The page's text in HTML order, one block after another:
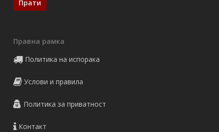
Правна рамка
Политика на испорака
Услови и правила
Политика за приватност
Контакт